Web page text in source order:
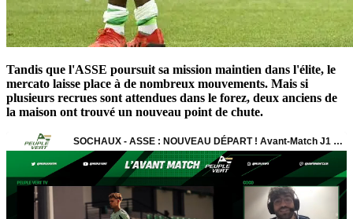
Tandis que l'ASSE poursuit sa mission maintien dans l'élite, le
mercato laisse place à de nombreux mouvements. Mais si
plusieurs recrues sont attendues dans le forez, deux anciens de
la maison ont trouvé un nouveau point de chute.